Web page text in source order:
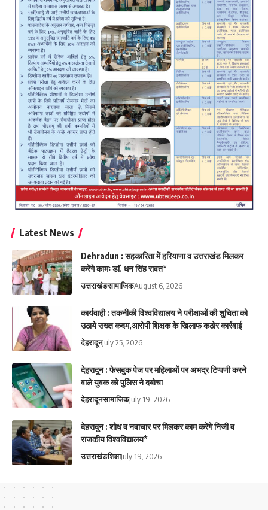
Latest News
Dehradun : सहकारिता में हरियाणा व उत्तराखंड मिलकर
करेंगे कामः डाॅ. धन सिंह रावत*
उत्तराखंडसामाजिकAugust 6, 2026
कार्यवाही : तकनीकी विश्वविद्यालय ने परीक्षाओं की शुचिता को
उठाये सख्त कदम,आरोपी शिक्षक के खिलाफ कठोर कार्रवाई
देहरादूनJuly 25, 2026
देहरादून : फेसबुक पेज पर महिलाओं पर अभद्र टिप्पणी करने
वाले युवक को पुलिस ने दबोचा
देहरादूनसामाजिकJuly 19, 2026
देहरादून : शोध व नवाचार पर मिलकर काम करेंगे निजी व
राजकीय विश्वविद्यालय*
उत्तराखंडशिक्षाJuly 19, 2026